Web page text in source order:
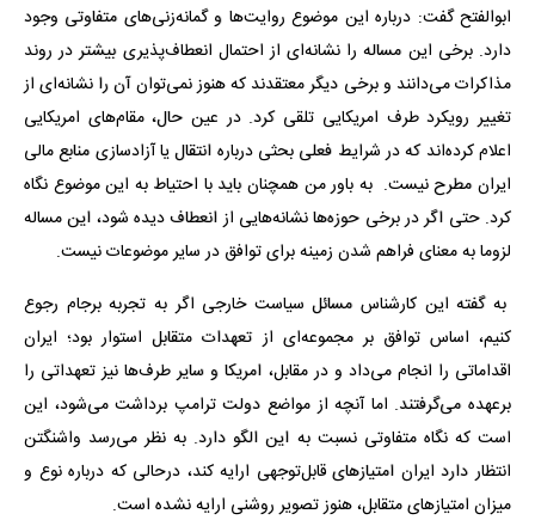
ابوالفتح گفت: درباره این موضوع روایت‌ها و گمانه‌زنی‌های متفاوتی وجود
دارد. برخی این مساله را نشانه‌ای از احتمال انعطاف‌پذیری بیشتر در روند
مذاکرات می‌دانند و برخی دیگر معتقدند که هنوز نمی‌توان آن را نشانه‌ای از
تغییر رویکرد طرف امریکایی تلقی کرد. در عین حال، مقام‌های امریکایی
اعلام کرده‌اند که در شرایط فعلی بحثی درباره انتقال یا آزادسازی منابع مالی
ایران مطرح نیست. به باور من همچنان باید با احتیاط به این موضوع نگاه
کرد. حتی اگر در برخی حوزه‌ها نشانه‌هایی از انعطاف دیده شود، این مساله
لزوما به معنای فراهم شدن زمینه برای توافق در سایر موضوعات نیست.
به گفته این کارشناس مسائل سیاست خارجی اگر به تجربه برجام رجوع
کنیم، اساس توافق بر مجموعه‌ای از تعهدات متقابل استوار بود؛ ایران
اقداماتی را انجام می‌داد و در مقابل، امریکا و سایر طرف‌ها نیز تعهداتی را
برعهده می‌گرفتند. اما آنچه از مواضع دولت ترامپ برداشت می‌شود، این
است که نگاه متفاوتی نسبت به این الگو دارد. به نظر می‌رسد واشنگتن
انتظار دارد ایران امتیازهای قابل‌توجهی ارایه کند، درحالی که درباره نوع و
میزان امتیازهای متقابل، هنوز تصویر روشنی ارایه نشده است.